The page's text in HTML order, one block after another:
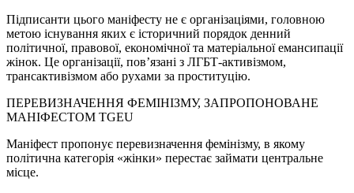
Підписанти цього маніфесту не є організаціями, головною
метою існування яких є історичний порядок денний
політичної, правової, економічної та матеріальної емансипації
жінок. Це організації, пов’язані з ЛГБТ-активізмом,
трансактивізмом або рухами за проституцію.
ПЕРЕВИЗНАЧЕННЯ ФЕМІНІЗМУ, ЗАПРОПОНОВАНЕ
МАНІФЕСТОМ TGEU
Маніфест пропонує перевизначення фемінізму, в якому
політична категорія «жінки» перестає займати центральне
місце.